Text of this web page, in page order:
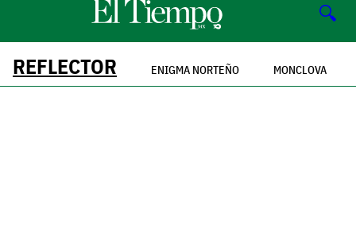
🔍
REFLECTOR ENIGMA NORTEÑO MONCLOVA